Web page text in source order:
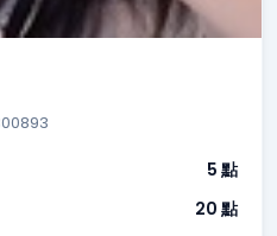
5 點
20 點